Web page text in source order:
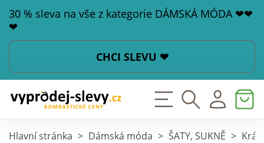
30 % sleva na vše z kategorie DÁMSKÁ MÓDA ❤❤
❤
CHCI SLEVU ❤
Hlavní stránka > Dámská móda > ŠATY, SUKNĚ >